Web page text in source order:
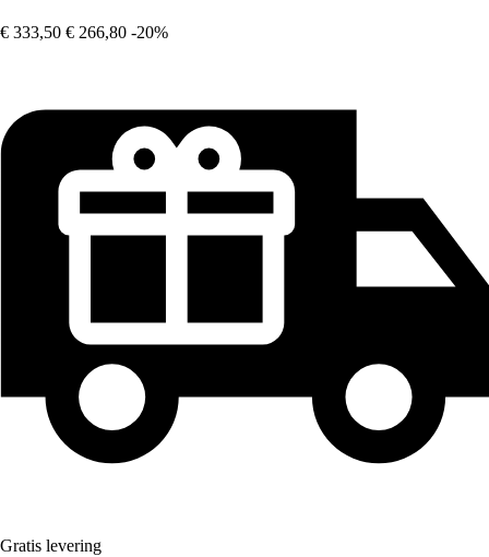
€ 333,50 € 266,80 -20%
Gratis levering